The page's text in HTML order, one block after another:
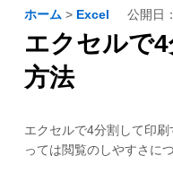
ホーム > Excel 公開日：
エクセルで
方法
エクセルで4分割して印
っては閲覧のしやすさに